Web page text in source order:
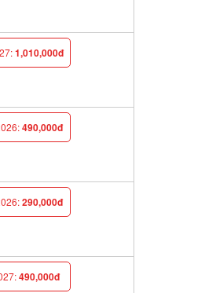
1,010,000đ
490,000đ
290,000đ
490,000đ